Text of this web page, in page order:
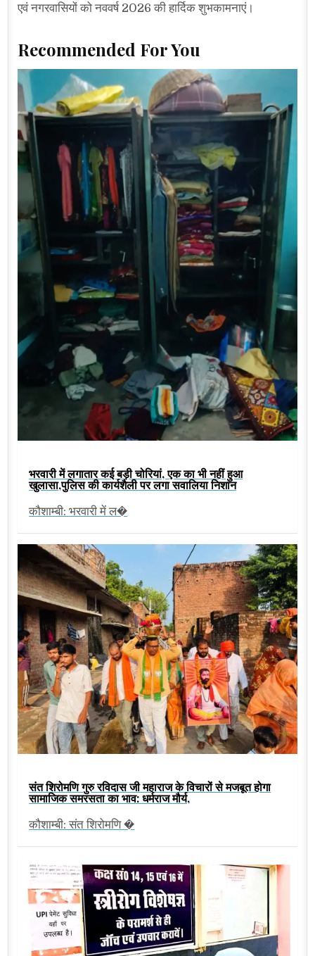
एवं नगरवासियों को नववर्ष 2026 की हार्दिक शुभकामनाएं।
Recommended For You
भरवारी में लगातार कई बड़ी चोरियां, एक का भी नहीं हुआ
खुलासा,पुलिस की कार्यशैली पर लगा सवालिया निशान
कौशाम्बी: भरवारी में ल�
संत शिरोमणि गुरु रविदास जी महाराज के विचारों से मजबूत होगा
सामाजिक समरसता का भाव: धर्मराज मौर्य,
कौशाम्बी: संत शिरोमणि �